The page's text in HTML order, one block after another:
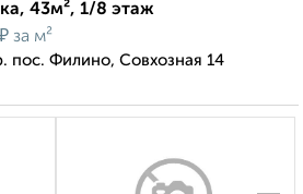
43м², 1/8 этаж
₽ за м²
пос. Филино, Совхозная 14